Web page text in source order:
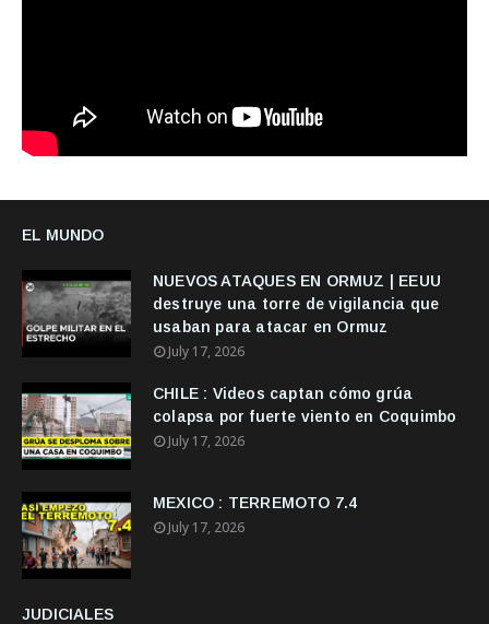
EL MUNDO
NUEVOS ATAQUES EN ORMUZ | EEUU
destruye una torre de vigilancia que
usaban para atacar en Ormuz
July 17, 2026
CHILE : Videos captan cómo grúa
colapsa por fuerte viento en Coquimbo
July 17, 2026
MEXICO : TERREMOTO 7.4
July 17, 2026
JUDICIALES